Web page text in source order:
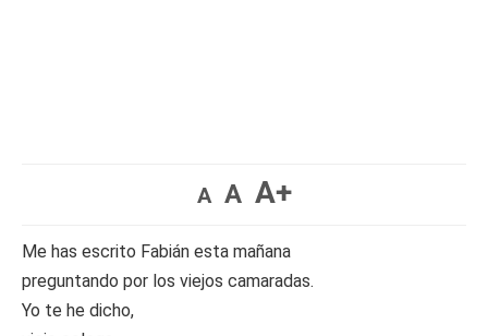
A A A+
Me has escrito Fabián esta mañana
preguntando por los viejos camaradas.
Yo te he dicho,